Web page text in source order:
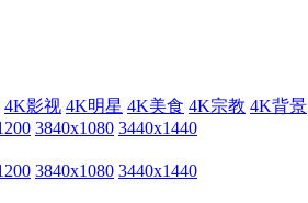
4K影视 4K明星 4K美食 4K宗教 4K背景
3840x1080 3440x1440
3840x1080 3440x1440